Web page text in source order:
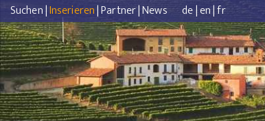
Suchen|Inserieren|Partner|News de|en|fr